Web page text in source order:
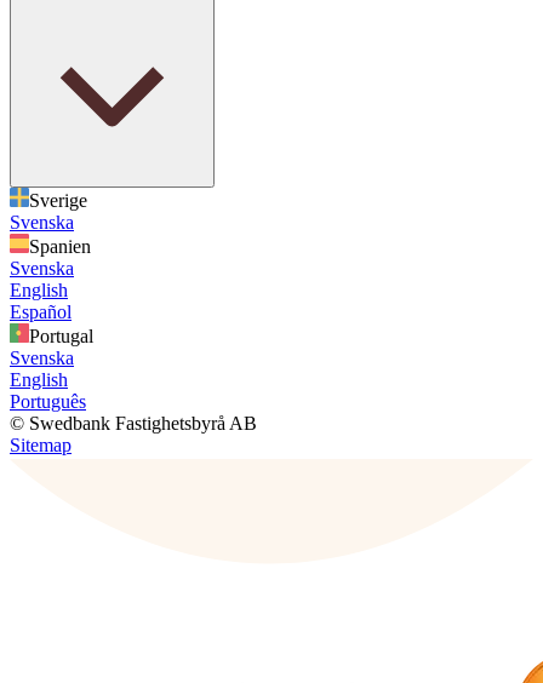
Sverige
Svenska
Spanien
Svenska
English
Español
Portugal
Svenska
English
Português
© Swedbank Fastighetsbyrå AB
Sitemap